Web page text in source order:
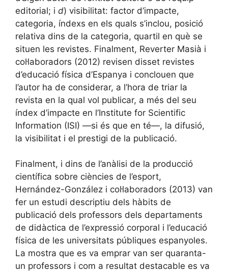
editorial; i d) visibilitat: factor d’impacte,
categoria, índexs en els quals s’inclou, posició
relativa dins de la categoria, quartil en què se
situen les revistes. Finalment, Reverter Masià i
col·laboradors (2012) revisen disset revistes
d’educació física d’Espanya i conclouen que
l’autor ha de considerar, a l’hora de triar la
revista en la qual vol publicar, a més del seu
índex d’impacte en l’Institute for Scientific
Information (ISI) —si és que en té—, la difusió,
la visibilitat i el prestigi de la publicació.
Finalment, i dins de l’anàlisi de la producció
científica sobre ciències de l’esport,
Hernández-González i col·laboradors (2013) van
fer un estudi descriptiu dels hàbits de
publicació dels professors dels departaments
de didàctica de l’expressió corporal i l’educació
física de les universitats públiques espanyoles.
La mostra que es va emprar van ser quaranta-
un professors i com a resultat destacable es va